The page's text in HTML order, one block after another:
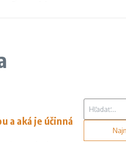
a aká je účinná